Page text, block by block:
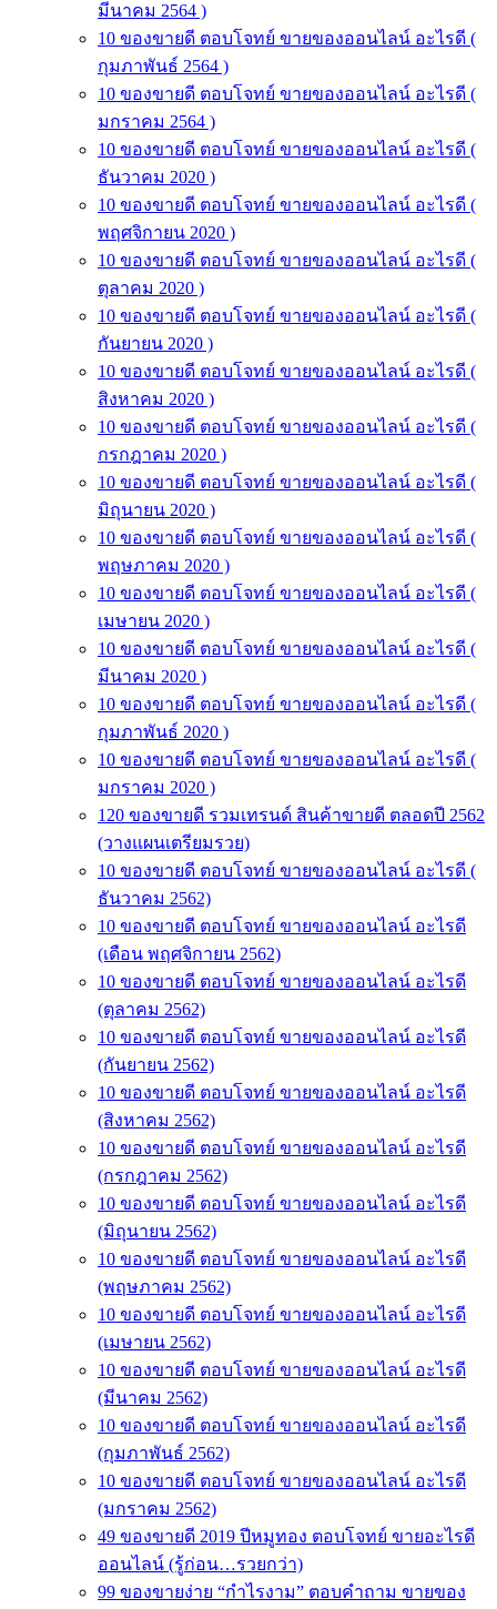
มีนาคม 2564 )
10 ของขายดี ตอบโจทย์ ขายของออนไลน์ อะไรดี (
กุมภาพันธ์ 2564 )
10 ของขายดี ตอบโจทย์ ขายของออนไลน์ อะไรดี (
มกราคม 2564 )
10 ของขายดี ตอบโจทย์ ขายของออนไลน์ อะไรดี (
ธันวาคม 2020 )
10 ของขายดี ตอบโจทย์ ขายของออนไลน์ อะไรดี (
พฤศจิกายน 2020 )
10 ของขายดี ตอบโจทย์ ขายของออนไลน์ อะไรดี (
ตุลาคม 2020 )
10 ของขายดี ตอบโจทย์ ขายของออนไลน์ อะไรดี (
กันยายน 2020 )
10 ของขายดี ตอบโจทย์ ขายของออนไลน์ อะไรดี (
สิงหาคม 2020 )
10 ของขายดี ตอบโจทย์ ขายของออนไลน์ อะไรดี (
กรกฎาคม 2020 )
10 ของขายดี ตอบโจทย์ ขายของออนไลน์ อะไรดี (
มิถุนายน 2020 )
10 ของขายดี ตอบโจทย์ ขายของออนไลน์ อะไรดี (
พฤษภาคม 2020 )
10 ของขายดี ตอบโจทย์ ขายของออนไลน์ อะไรดี (
เมษายน 2020 )
10 ของขายดี ตอบโจทย์ ขายของออนไลน์ อะไรดี (
มีนาคม 2020 )
10 ของขายดี ตอบโจทย์ ขายของออนไลน์ อะไรดี (
กุมภาพันธ์ 2020 )
10 ของขายดี ตอบโจทย์ ขายของออนไลน์ อะไรดี (
มกราคม 2020 )
120 ของขายดี รวมเทรนด์ สินค้าขายดี ตลอดปี 2562
(วางแผนเตรียมรวย)
10 ของขายดี ตอบโจทย์ ขายของออนไลน์ อะไรดี (
ธันวาคม 2562)
10 ของขายดี ตอบโจทย์ ขายของออนไลน์ อะไรดี
(เดือน พฤศจิกายน 2562)
10 ของขายดี ตอบโจทย์ ขายของออนไลน์ อะไรดี
(ตุลาคม 2562)
10 ของขายดี ตอบโจทย์ ขายของออนไลน์ อะไรดี
(กันยายน 2562)
10 ของขายดี ตอบโจทย์ ขายของออนไลน์ อะไรดี
(สิงหาคม 2562)
10 ของขายดี ตอบโจทย์ ขายของออนไลน์ อะไรดี
(กรกฎาคม 2562)
10 ของขายดี ตอบโจทย์ ขายของออนไลน์ อะไรดี
(มิถุนายน 2562)
10 ของขายดี ตอบโจทย์ ขายของออนไลน์ อะไรดี
(พฤษภาคม 2562)
10 ของขายดี ตอบโจทย์ ขายของออนไลน์ อะไรดี
(เมษายน 2562)
10 ของขายดี ตอบโจทย์ ขายของออนไลน์ อะไรดี
(มีนาคม 2562)
10 ของขายดี ตอบโจทย์ ขายของออนไลน์ อะไรดี
(กุมภาพันธ์ 2562)
10 ของขายดี ตอบโจทย์ ขายของออนไลน์ อะไรดี
(มกราคม 2562)
49 ของขายดี 2019 ปีหมูทอง ตอบโจทย์ ขายอะไรดี
ออนไลน์ (รู้ก่อน…รวยกว่า)
99 ของขายง่าย “กำไรงาม” ตอบคำถาม ขายของ